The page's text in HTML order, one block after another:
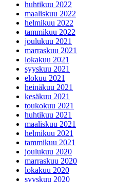
huhtikuu 2022
maaliskuu 2022
helmikuu 2022
tammikuu 2022
joulukuu 2021
marraskuu 2021
lokakuu 2021
syyskuu 2021
elokuu 2021
heinäkuu 2021
kesäkuu 2021
toukokuu 2021
huhtikuu 2021
maaliskuu 2021
helmikuu 2021
tammikuu 2021
joulukuu 2020
marraskuu 2020
lokakuu 2020
syyskuu 2020